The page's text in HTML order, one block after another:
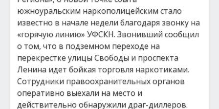
южноуральским наркополицейским стало
известно в начале недели благодаря звонку на
«горячую линию» УФСКН. Звонивший сообщил
о том, что в подземном переходе на
перекрестке улицы Свободы и проспекта
Ленина идет бойкая торговля наркотиками.
Сотрудники правоохранительных органов
оперативно выехали на место и
действительно обнаружили драг-диллеров.